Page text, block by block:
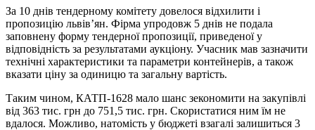
За 10 днів тендерному комітету довелося відхилити і
пропозицію львів’ян. Фірма упродовж 5 днів не подала
заповнену форму тендерної пропозиції, приведеної у
відповідність за результатами аукціону. Учасник мав зазначити
технічні характеристики та параметри контейнерів, а також
вказати ціну за одиницю та загальну вартість.
Таким чином, КАТП-1628 мало шанс зекономити на закупівлі
від 363 тис. грн до 751,5 тис. грн. Скористатися ним їм не
вдалося. Можливо, натомість у бюджеті взагалі залишиться 3